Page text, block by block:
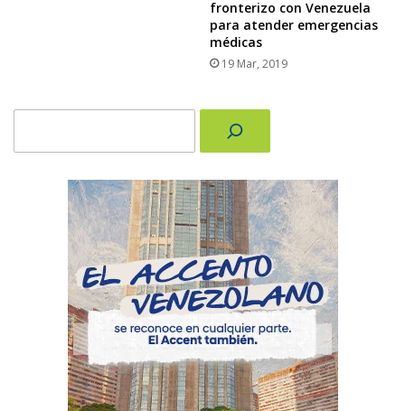
fronterizo con Venezuela
para atender emergencias
médicas
19 Mar, 2019